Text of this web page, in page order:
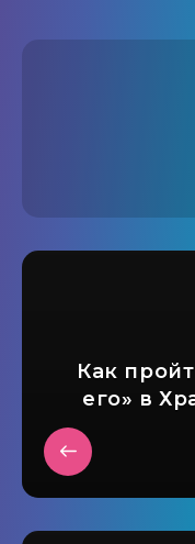
Как
его» в